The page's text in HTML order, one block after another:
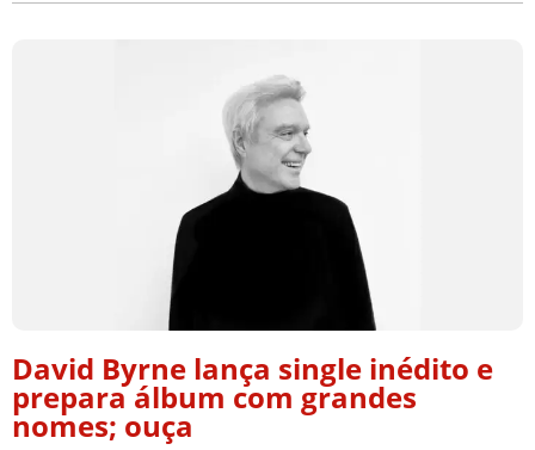
David Byrne lança single inédito e
prepara álbum com grandes
nomes; ouça